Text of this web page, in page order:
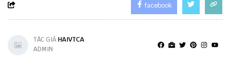
facebook
TÁC GIẢHAIVTCA
ADMIN